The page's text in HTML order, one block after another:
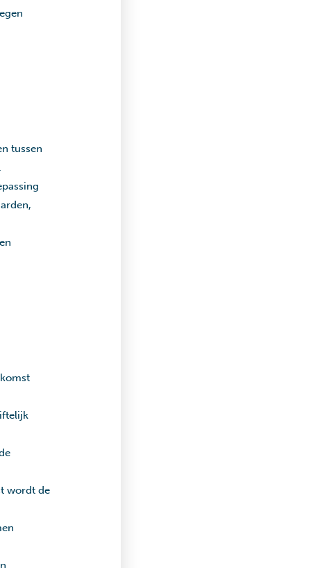
tussen
wordt de